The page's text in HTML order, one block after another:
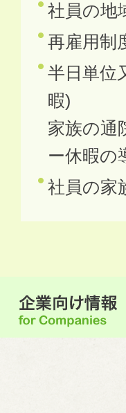
社員の地
再雇用制
半日単位
暇)
家族の通
ー休暇の
社員の家